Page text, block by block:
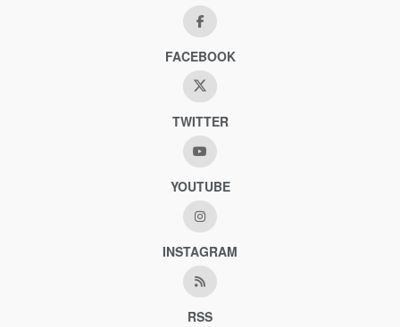
FACEBOOK
TWITTER
YOUTUBE
INSTAGRAM
RSS